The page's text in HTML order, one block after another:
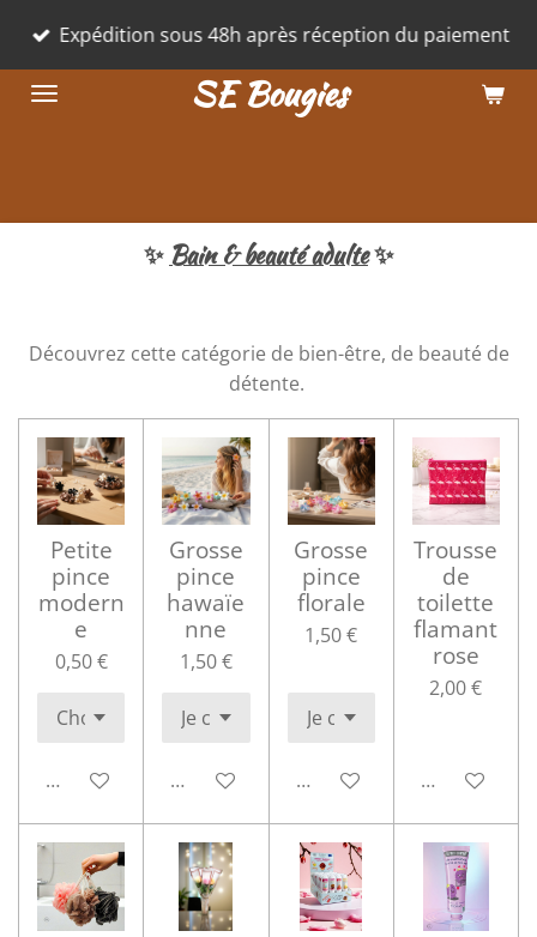
Passer
contenu
SE Bougies
Expédition sous 48h après réception du paiement
✨ Bain & beauté adulte✨
Découvrez cette catégorie de bien-être, de beauté de
détente.
Petite
pince
modern
e
0,50 €
Ajouter au panier
Grosse
pince
hawaïe
nne
1,50 €
Ajouter au panier
Grosse
pince
florale
1,50 €
Ajouter au panier
Trousse
de
toilette
flamant
rose
2,00 €
Ajouter au